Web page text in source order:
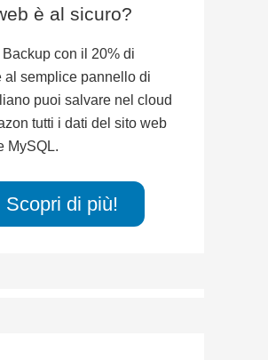
è al sicuro?
con il 20% di
al semplice pannello di
puoi salvare nel cloud
tutti i dati del sito web
MySQL.
Scopri di più!